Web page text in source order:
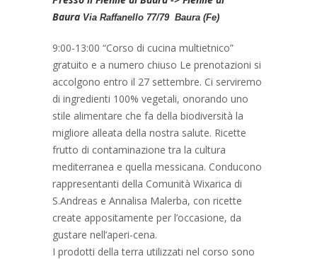
Baura Via Raffanello 77/79 Baura (Fe)
9:00-13:00 “Corso di cucina multietnico”
gratuito e a numero chiuso Le prenotazioni si
accolgono entro il 27 settembre. Ci serviremo
di ingredienti 100% vegetali, onorando uno
stile alimentare che fa della biodiversità la
migliore alleata della nostra salute. Ricette
frutto di contaminazione tra la cultura
mediterranea e quella messicana. Conducono
rappresentanti della Comunità Wixarica di
S.Andreas e Annalisa Malerba, con ricette
create appositamente per l’occasione, da
gustare nell’aperi-cena.
I prodotti della terra utilizzati nel corso sono